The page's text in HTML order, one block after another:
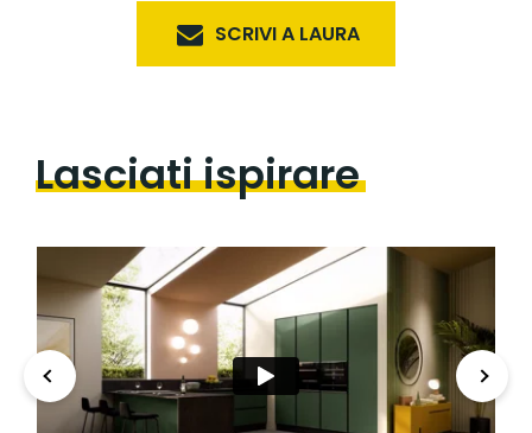
SCRIVI A LAURA
Lasciati ispirare